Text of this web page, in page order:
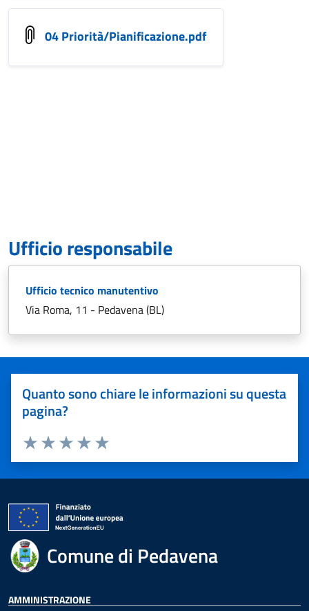
04 Priorità/Pianificazione.pdf
Ufficio responsabile
Ufficio tecnico manutentivo
Via Roma, 11 - Pedavena (BL)
Quanto sono chiare le informazioni su questa
pagina?
Valuta 5 stelle su 5
Valuta 4 stelle su 5
Valuta 3 stelle su 5
Valuta 2 stelle su 5
Valuta 1 stelle su 5
Comune di Pedavena
AMMINISTRAZIONE